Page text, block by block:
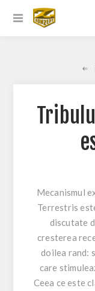
Mecanismul
Terrestris
discutate
cresterea
doilea rand:
care
Ceea ce este